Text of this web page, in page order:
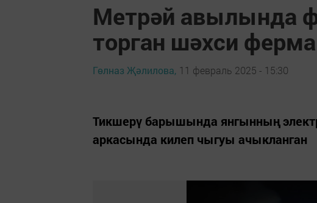
Метрәй авылында
торган шәхси
Гөлназ Җәлилова, 11 февраль 2025 - 15:30
Тикшерү барышында янгынның
аркасында килеп чыгуы ачыкланган